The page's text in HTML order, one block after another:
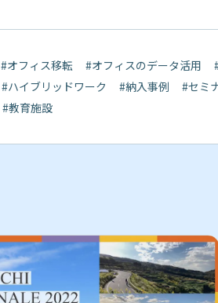
#オフィス移転 #オフィスのデータ活用
#ハイブリッドワーク #納入事例 #セミ
#教育施設